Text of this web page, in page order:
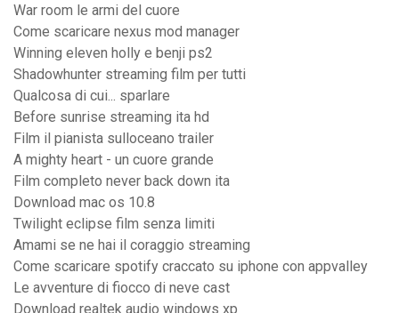
War room le armi del cuore
Come scaricare nexus mod manager
Winning eleven holly e benji ps2
Shadowhunter streaming film per tutti
Qualcosa di cui... sparlare
Before sunrise streaming ita hd
Film il pianista sulloceano trailer
A mighty heart - un cuore grande
Film completo never back down ita
Download mac os 10.8
Twilight eclipse film senza limiti
Amami se ne hai il coraggio streaming
Come scaricare spotify craccato su iphone con appvalley
Le avventure di fiocco di neve cast
Download realtek audio windows xp